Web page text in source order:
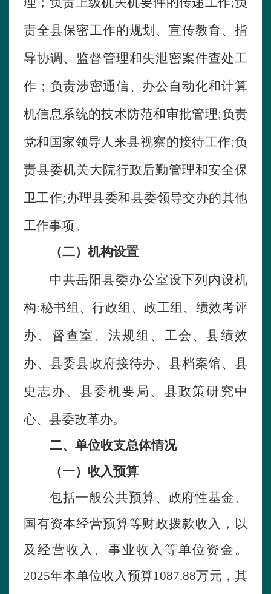
责全县保密工作的规划、宣传教育、指
导协调、监督管理和失泄密案件查处工
作；负责涉密通信、办公自动化和计算
机信息系统的技术防范和审批管理;负责
党和国家领导人来县视察的接待工作;负
责县委机关大院行政后勤管理和安全保
卫工作;办理县委和县委领导交办的其他
工作事项。
（二）机构设置
中共岳阳县委办公室设下列内设机
构:秘书组、行政组、政工组、绩效考评
办、督查室、法规组、工会、县绩效
办、县委县政府接待办、县档案馆、县
史志办、县委机要局、县政策研究中
心、县委改革办。
二、 单位收支总体情况
（一）收入预算
包括一般公共预算、政府性基金、
国有资本经营预算等财政拨款收入，以
及经营收入、事业收入等单位资金。
2025年本单位收入预算1087.88万元，其